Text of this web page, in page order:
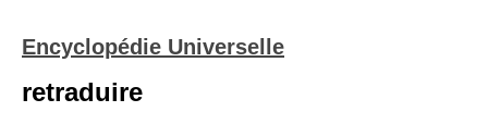
Encyclopédie Universelle
retraduire